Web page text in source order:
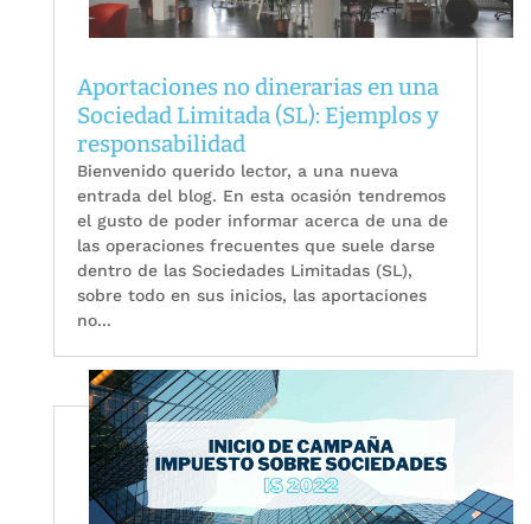
Aportaciones no dinerarias en una
Sociedad Limitada (SL): Ejemplos y
responsabilidad
Bienvenido querido lector, a una nueva
entrada del blog. En esta ocasión tendremos
el gusto de poder informar acerca de una de
las operaciones frecuentes que suele darse
dentro de las Sociedades Limitadas (SL),
sobre todo en sus inicios, las aportaciones
no...